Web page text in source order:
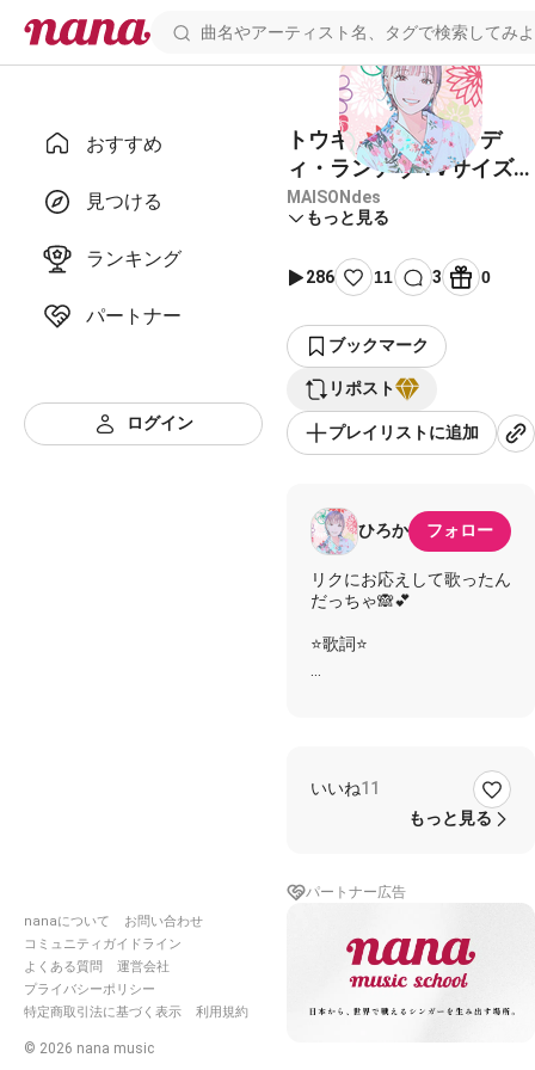
おすすめ
見つける
ランキング
パートナー
ログイン
nanaについて
お問い合わせ
コミュニティガイドライン
よくある質問
運営会社
プライバシーポリシー
特定商取引法に基づく表示
利用規約
© 2026 nana music
トウキョウ・シャンデ
ィ・ランデヴ TVサイズ
(Off Vocal)
MAISONdes
もっと見る
286 11 3 0
ブックマーク
リポスト
プレイリストに追加
ひろか フォロー
リクにお応えして歌ったん
だっちゃ🙈💕
⭐️歌詞⭐️
あるのかしらね
識らない映画なのに 涙を
そんな愚にも付かないこ
考えてばかりね
雨が上がれば愛もその横顔
誰かのものになるんでしょ
いいね11
もっと見る
パートナー広告